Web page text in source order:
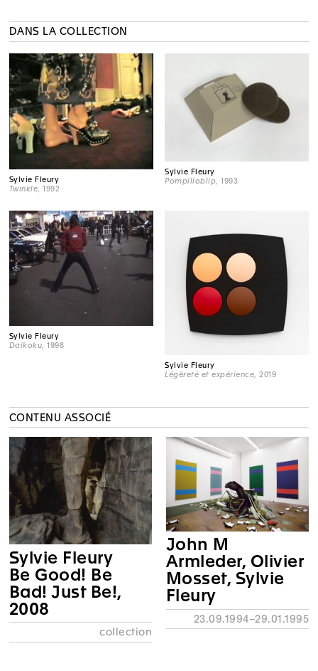
DANS LA COLLECTION
Sylvie Fleury
Twinkle , 1992
Sylvie Fleury
Pompilioblip , 1993
Sylvie Fleury
Daikoku, 1998
Sylvie Fleury
Légèreté et expérience , 2019
CONTENU ASSOCIÉ
Sylvie Fleury
Be Good! Be
Bad! Just Be!,
2008
collection
John M
Armleder, Olivier
Mosset, Sylvie
Fleury
23.09.1994–29.01.1995